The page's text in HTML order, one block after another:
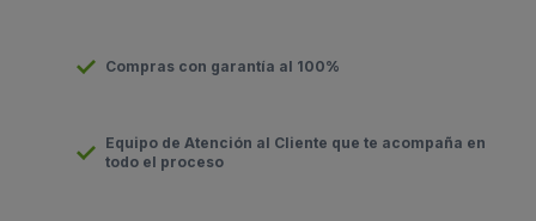
Compras con garantía al 100%
Equipo de Atención al Cliente que te acompaña en
todo el proceso